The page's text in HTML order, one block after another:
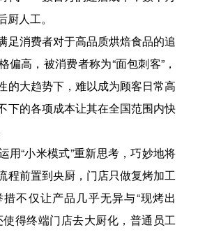
人工。
足消费者对于高品质烘焙食品的追
偏高，被消费者称为“面包刺客”，
的大趋势下，难以成为顾客日常高
下的各项成本让其在全国范围内快
用“小米模式”重新思考，巧妙地将
程前置到央厨，门店只做复烤加工
不仅让产品几乎无异与“现烤出
得终端门店去大厨化，普通员工